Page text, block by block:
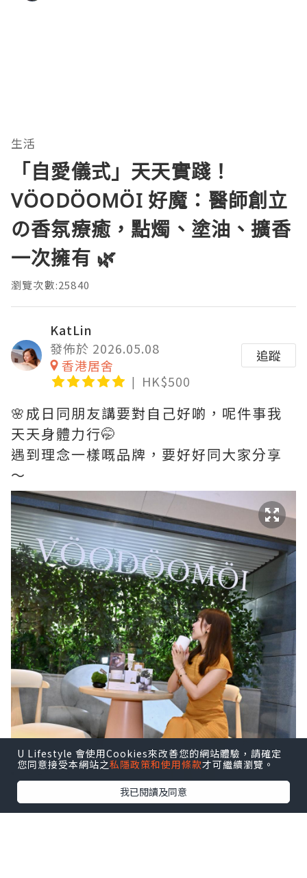
生活
「自愛儀式」天天實踐！
VÖODÖOMÖI 好魔：醫師創立
の香氛療癒，點燭、塗油、擴香
一次擁有 🌿
瀏覽次數:25840
KatLin
發佈於 2026.05.08
香港居舍
HK$500
追蹤
🌸成日同朋友講要對自己好啲，呢件事我
天天身體力行🤭
遇到理念一樣嘅品牌，要好好同大家分享
～
U Lifestyle 會使用Cookies來改善您的網站體驗，請確定
您同意接受本網站之私隱政策和使用條款才可繼續瀏覽。
我已閱讀及同意